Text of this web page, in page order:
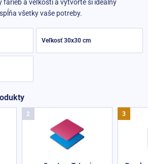
farieb a veľkostí a vytvorte si ideálny
všetky vaše potreby.
Veľkosť 30x30 cm